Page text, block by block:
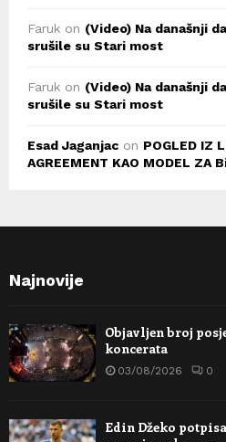
Faruk on (Video) Na današnji
srušile su Stari most
Faruk on (Video) Na današnji
srušile su Stari most
Esad Jaganjac on POGLED IZ
AGREEMENT KAO MODEL ZA
Najnovije
Objavljen broj
koncerata
03/08/2026 0
Edin Džeko